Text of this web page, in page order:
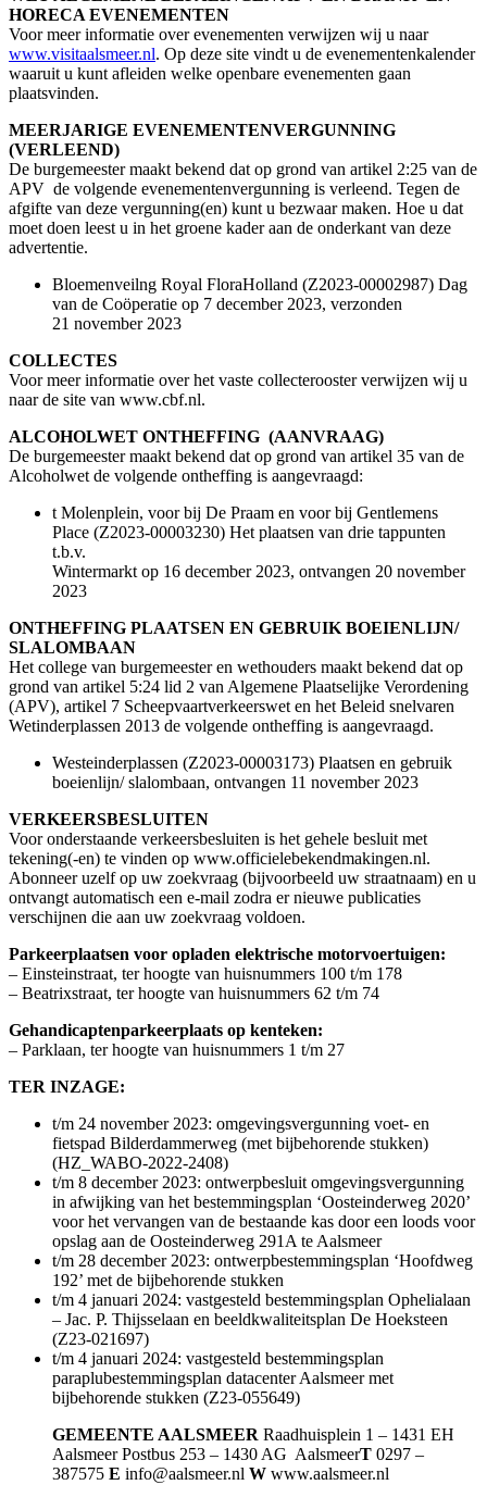
HORECA EVENEMENTEN
Voor meer informatie over evenementen verwijzen wij u naar
www.visitaalsmeer.nl. Op deze site vindt u de evenementenkalender
waaruit u kunt afleiden welke openbare evenementen gaan
plaatsvinden.
MEERJARIGE EVENEMENTENVERGUNNING
(VERLEEND)
De burgemeester maakt bekend dat op grond van artikel 2:25 van de
APV de volgende evenementenvergunning is verleend. Tegen de
afgifte van deze vergunning(en) kunt u bezwaar maken. Hoe u dat
moet doen leest u in het groene kader aan de onderkant van deze
advertentie.
Bloemenveilng Royal FloraHolland (Z2023-00002987) Dag
van de Coöperatie op 7 december 2023, verzonden
21 november 2023
COLLECTES
Voor meer informatie over het vaste collecterooster verwijzen wij u
naar de site van www.cbf.nl.
ALCOHOLWET ONTHEFFING (AANVRAAG)
De burgemeester maakt bekend dat op grond van artikel 35 van de
Alcoholwet de volgende ontheffing is aangevraagd:
t Molenplein, voor bij De Praam en voor bij Gentlemens
Place (Z2023-00003230) Het plaatsen van drie tappunten
t.b.v.
Wintermarkt op 16 december 2023, ontvangen 20 november
2023
ONTHEFFING PLAATSEN EN GEBRUIK BOEIENLIJN/
SLALOMBAAN
Het college van burgemeester en wethouders maakt bekend dat op
grond van artikel 5:24 lid 2 van Algemene Plaatselijke Verordening
(APV), artikel 7 Scheepvaartverkeerswet en het Beleid snelvaren
Wetinderplassen 2013 de volgende ontheffing is aangevraagd.
Westeinderplassen (Z2023-00003173) Plaatsen en gebruik
boeienlijn/ slalombaan, ontvangen 11 november 2023
VERKEERSBESLUITEN
Voor onderstaande verkeersbesluiten is het gehele besluit met
tekening(-en) te vinden op www.officielebekendmakingen.nl.
Abonneer uzelf op uw zoekvraag (bijvoorbeeld uw straatnaam) en u
ontvangt automatisch een e-mail zodra er nieuwe publicaties
verschijnen die aan uw zoekvraag voldoen.
Parkeerplaatsen voor opladen elektrische motorvoertuigen:
– Einsteinstraat, ter hoogte van huisnummers 100 t/m 178
– Beatrixstraat, ter hoogte van huisnummers 62 t/m 74
Gehandicaptenparkeerplaats op kenteken:
– Parklaan, ter hoogte van huisnummers 1 t/m 27
TER INZAGE:
t/m 24 november 2023: omgevingsvergunning voet- en
fietspad Bilderdammerweg (met bijbehorende stukken)
(HZ_WABO-2022-2408)
t/m 8 december 2023: ontwerpbesluit omgevingsvergunning
in afwijking van het bestemmingsplan ‘Oosteinderweg 2020’
voor het vervangen van de bestaande kas door een loods voor
opslag aan de Oosteinderweg 291A te Aalsmeer
t/m 28 december 2023: ontwerpbestemmingsplan ‘Hoofdweg
192’ met de bijbehorende stukken
t/m 4 januari 2024: vastgesteld bestemmingsplan Ophelialaan
– Jac. P. Thijsselaan en beeldkwaliteitsplan De Hoeksteen
(Z23-021697)
t/m 4 januari 2024: vastgesteld bestemmingsplan
paraplubestemmingsplan datacenter Aalsmeer met
bijbehorende stukken (Z23-055649)
GEMEENTE AALSMEER Raadhuisplein 1 – 1431 EH
Aalsmeer Postbus 253 – 1430 AG AalsmeerT 0297 –
387575 E info@aalsmeer.nl W www.aalsmeer.nl